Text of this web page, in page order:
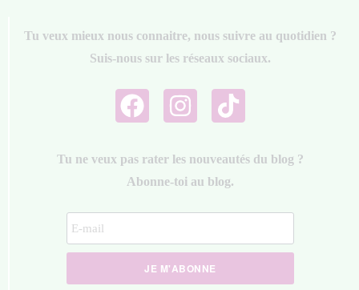
Tu veux mieux nous connaitre, nous suivre au quotidien ?
Suis-nous sur les réseaux sociaux.
Tu ne veux pas rater les nouveautés du blog ?
Abonne-toi au blog.
JE M'ABONNE